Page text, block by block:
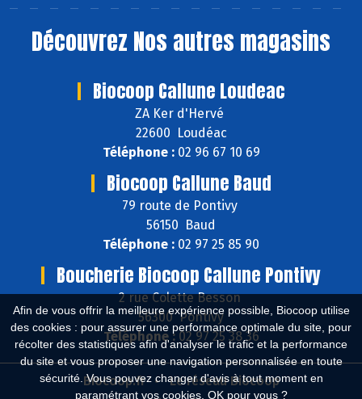
Afin de vous offrir la meilleure expérience possible, Biocoop utilise
des cookies : pour assurer une performance optimale du site, pour
récolter des statistiques afin d'analyser le trafic et la performance
du site et vous proposer une navigation personnalisée en toute
sécurité. Vous pouvez changer d'avis à tout moment en
paramétrant vos cookies. OK pour vous ?
Découvrez Nos autres magasins
Biocoop Callune Loudeac
ZA Ker d'Hervé
22600 Loudéac
Téléphone :02 96 67 10 69
Biocoop Callune Baud
79 route de Pontivy
56150 Baud
Téléphone : 02 97 25 85 90
Boucherie Biocoop Callune Pontivy
2 rue Colette Besson
56300 Pontivy
Téléphone :02 97 25 38 36
Biocoop.fr
Le réseau Biocoop